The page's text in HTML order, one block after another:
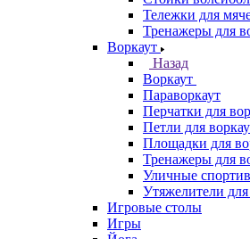
Тележки для
Тренажеры для
Воркаут
Назад
Воркаут
Параворкаут
Перчатки для
Петли для
Площадки для
Тренажеры для
Уличные
Утяжелители для
Игровые столы
Игры